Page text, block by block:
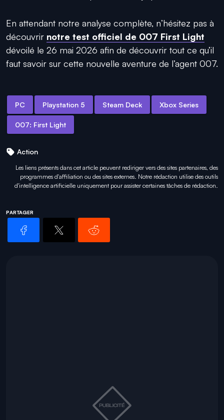
En attendant notre analyse complète, n’hésitez pas à
découvrir notre test officiel de 007 First Light
dévoilé le 26 mai 2026 afin de découvrir tout ce qu’il
faut savoir sur cette nouvelle aventure de l’agent 007.
PC Playstation 5 Steam Deck Xbox Series
007: First Light
Action
Les liens présents dans cet article peuvent rediriger vers des sites partenaires, des
programmes d'affiliation ou des sites externes. Notre rédaction utilise des outils
d'intelligence artificielle uniquement pourassister certaines tâches de rédaction.
PARTAGER